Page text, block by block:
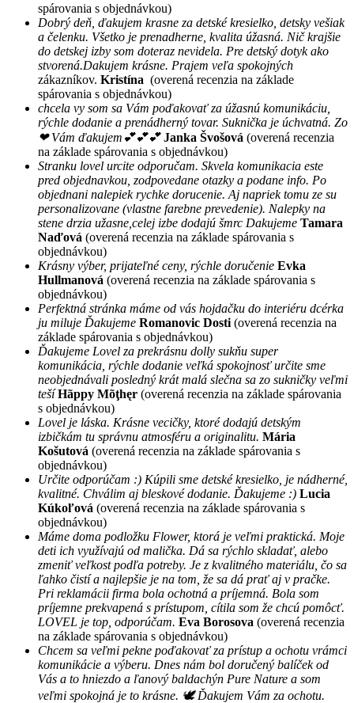
spárovania s objednávkou)
Dobrý deň, ďakujem krasne za detské kresielko, detsky vešiak
a čelenku. Všetko je prenadherne, kvalita úžasná. Nič krajšie
do detskej izby som doteraz nevidela. Pre detský dotyk ako
stvorená.Dakujem krásne. Prajem veľa spokojných
zákazníkov. Kristína (overená recenzia na základe
spárovania s objednávkou)
chcela vy som sa Vám poďakovať za úžasnú komunikáciu,
rýchle dodanie a prenádherný tovar. Suknička je úchvatná. Zo
❤ Vám ďakujem💕💕💕 Janka Švošová (overená recenzia
na základe spárovania s objednávkou)
Stranku lovel urcite odporučam. Skvela komunikacia este
pred objednavkou, zodpovedane otazky a podane info. Po
objednani nalepiek rychke dorucenie. Aj napriek tomu ze su
personalizovane (vlastne farebne prevedenie). Nalepky na
stene drzia užasne,celej izbe dodajú šmrc Dakujeme Tamara
Naďová (overená recenzia na základe spárovania s
objednávkou)
Krásny výber, prijateľné ceny, rýchle doručenie Evka
Hullmanová (overená recenzia na základe spárovania s
objednávkou)
Perfektná stránka máme od vás hojdačku do interiéru dcérka
ju miluje Ďakujeme Romanovic Dosti (overená recenzia na
základe spárovania s objednávkou)
Ďakujeme Lovel za prekrásnu dolly sukňu super
komunikácia, rýchle dodanie veľká spokojnosť určite sme
neobjednávali posledný krát malá slečna sa zo sukničky veľmi
tešíHãppy Mõţhęr (overená recenzia na základe spárovania
s objednávkou)
Lovel je láska. Krásne vecičky, ktoré dodajú detským
izbičkám tu správnu atmosféru a originalitu. Mária
Košutová (overená recenzia na základe spárovania s
objednávkou)
Určite odporúčam :) Kúpili sme detské kresielko, je nádherné,
kvalitné. Chválim aj bleskové dodanie. Ďakujeme :) Lucia
Kúkoľová (overená recenzia na základe spárovania s
objednávkou)
Máme doma podložku Flower, ktorá je veľmi praktická. Moje
deti ich využívajú od malička. Dá sa rýchlo skladať, alebo
zmeniť veľkost podľa potreby. Je z kvalitného materiálu, čo sa
ľahko čistí a najlepšie je na tom, že sa dá prať aj v pračke.
Pri reklamácii firma bola ochotná a príjemná. Bola som
príjemne prekvapená s prístupom, cítila som že chcú pomôcť.
LOVEL je top, odporúčam. Eva Borosova (overená recenzia
na základe spárovania s objednávkou)
Chcem sa veľmi pekne poďakovať za prístup a ochotu vrámci
komunikácie a výberu. Dnes nám bol doručený balíček od
Vás a to hniezdo a ľanový baldachýn Pure Nature a som
veľmi spokojná je to krásne. 🕊 Ďakujem Vám za ochotu.